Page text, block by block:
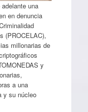
una
en denuncia
(PROCELAC),
millonarias de
y
a una
y su núcleo